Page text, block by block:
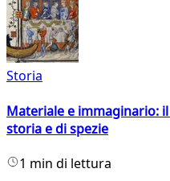
Storia
Materiale e immaginario:
storia e di spezie
1 min di lettura